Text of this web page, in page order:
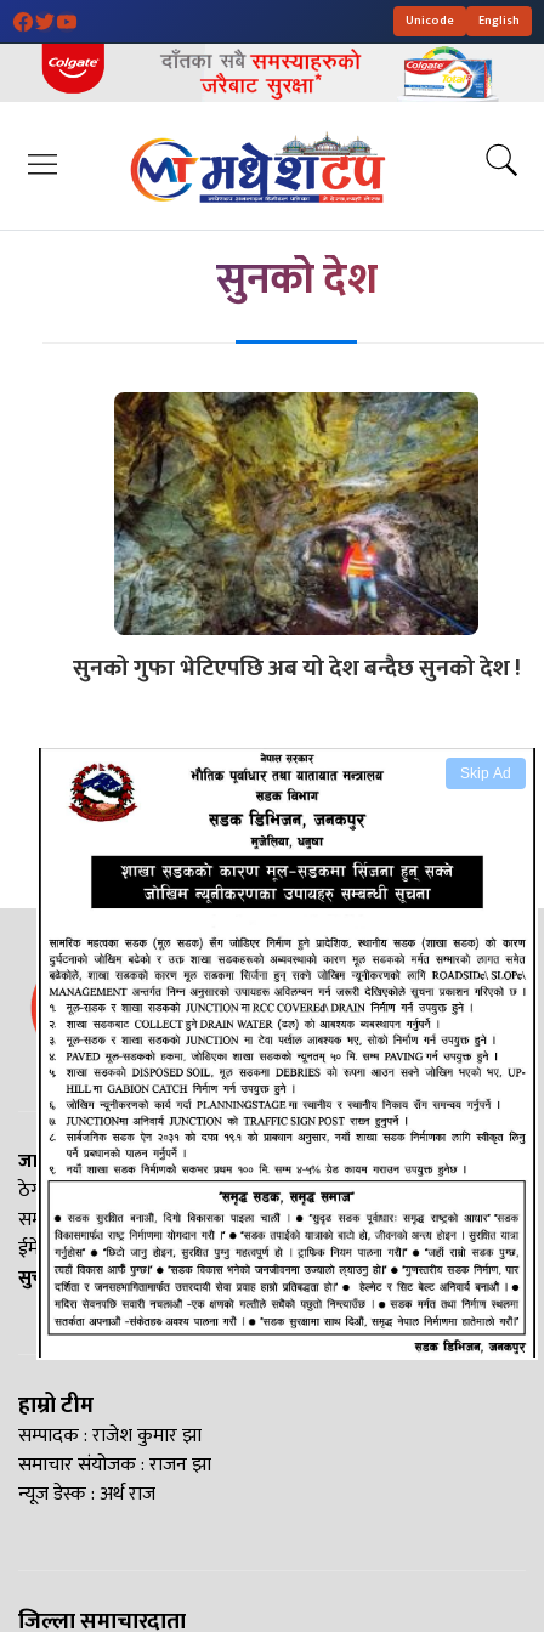
Skip Ad
Unicode English
सुनको देश
सुनको गुफा भेटिएपछि अब यो देश बन्दैछ सुनको देश !
जानकी न्यूज नेटवर्क
ठेगाना: लक्ष्मीनियाँ -७, मधेश प्रदेश
सम्पर्क नं. : +977-9844100829
ईमेल:Madheshtopnews@gmail.com
सुचना विभाग दर्ता नं. २५४०/२०७७/७८
हाम्रो टीम
सम्पादक : राजेश कुमार झा
समाचार संयोजक : राजन झा
न्यूज डेस्क : अर्थ राज
जिल्ला समाचारदाता